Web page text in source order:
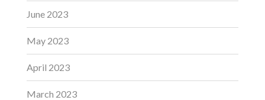
June 2023
May 2023
April 2023
March 2023